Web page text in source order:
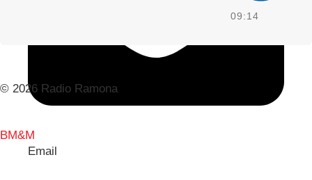
Email
09:14
© 2026 Radio Ramona
BM&M